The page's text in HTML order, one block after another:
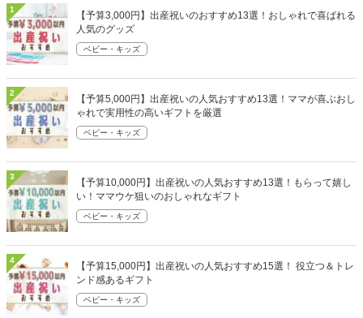
1
【予算3,000円】出産祝いのおすすめ13選！おしゃれで喜ばれる
人気のグッズ
ベビー・キッズ
2
【予算5,000円】出産祝いの人気おすすめ13選！ママが喜ぶおし
ゃれで実用性の高いギフトを厳選
ベビー・キッズ
3
【予算10,000円】出産祝いの人気おすすめ13選！もらって嬉し
い！ママウケ狙いのおしゃれなギフト
ベビー・キッズ
4
【予算15,000円】出産祝いの人気おすすめ15選！ 役立つ＆トレ
ンド感あるギフト
ベビー・キッズ